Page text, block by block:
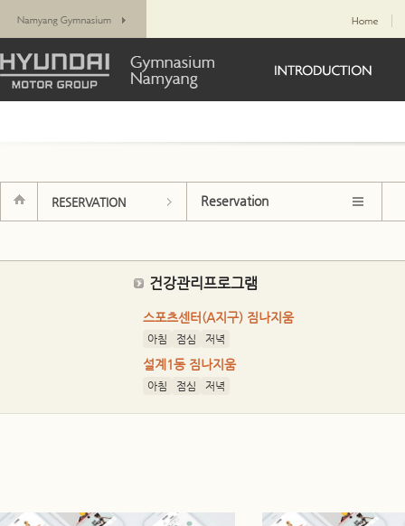
RESERVATION Reservation
건강관리프로그램
스포츠센터(A지구) 짐나지움
아침 점심 저녁
설계1동 짐나지움
아침 점심 저녁